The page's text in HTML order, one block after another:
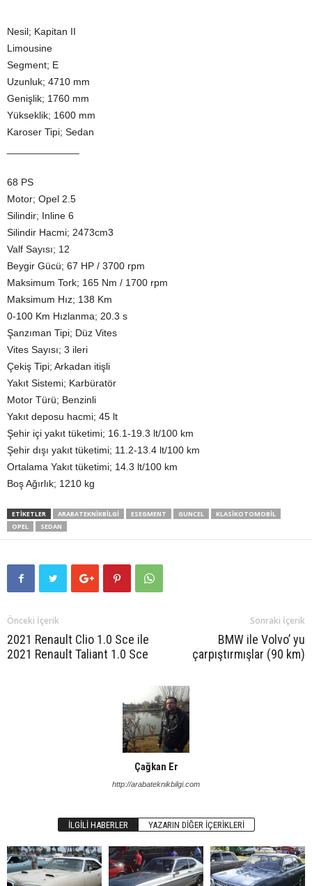
Nesil; Kapitan II
Limousine
Segment; E
Uzunluk; 4710 mm
Genişlik; 1760 mm
Yükseklik; 1600 mm
Karoser Tipi; Sedan
68 PS
Motor; Opel 2.5
Silindir; Inline 6
Silindir Hacmi; 2473cm3
Valf Sayısı; 12
Beygir Gücü; 67 HP / 3700 rpm
Maksimum Tork; 165 Nm / 1700 rpm
Maksimum Hız; 138 Km
0-100 Km Hızlanma; 20.3 s
Şanzıman Tipi; Düz Vites
Vites Sayısı; 3 ileri
Çekiş Tipi; Arkadan itişli
Yakıt Sistemi; Karbüratör
Motor Türü; Benzinli
Yakıt deposu hacmi; 45 lt
Şehir içi yakıt tüketimi; 16.1-19.3 lt/100 km
Şehir dışı yakıt tüketimi; 11.2-13.4 lt/100 km
Ortalama Yakıt tüketimi; 14.3 lt/100 km
Boş Ağırlık; 1210 kg
ETIKETLER ARABATEKNIKBILGI ESEGMENT GUNCEL
KLASIKOTOMOBIL
OPEL
SEDAN
Önceki İçerik
2021 Renault Clio 1.0 Sce ile
2021 Renault Taliant 1.0 Sce
Sonraki İçerik
BMW ile Volvo’ yu
çarpıştırmışlar (90 km)
Çağkan Er
http://arabateknikbilgi.com
İLGILI HABERLER YAZARIN DIĞER İÇERIKLERI